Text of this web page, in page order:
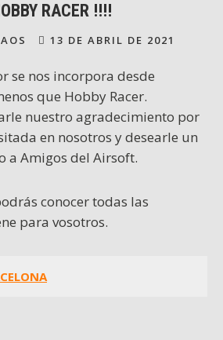
RACER !!!!
13 DE ABRIL DE 2021
se nos incorpora desde
que Hobby Racer.
nuestro agradecimiento por
en nosotros y desearle un
a Amigos del Airsoft.
conocer todas las
para vosotros.